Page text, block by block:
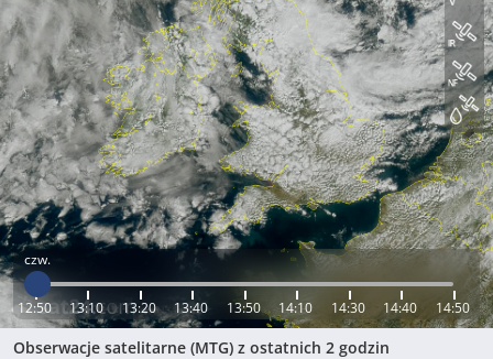
czw.
12:50 13:10 13:20 13:40 13:50 14:10 14:30 14:40 14:50
Obserwacje satelitarne (MTG) z ostatnich 2 godzin